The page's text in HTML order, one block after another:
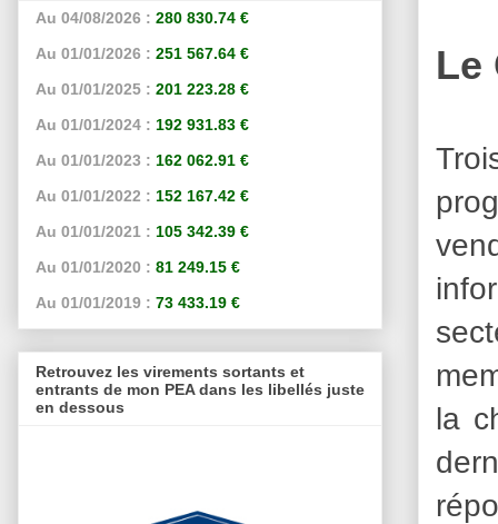
Le
la
Au 04/08/2026 : 280 830.74 €
Au 01/01/2026 : 251 567.64 €
Au 01/01/2025 : 201 223.28 €
Au 01/01/2024 : 192 931.83 €
Au 01/01/2023 : 162 062.91 €
Au 01/01/2022 : 152 167.42 €
Au 01/01/2021 : 105 342.39 €
Au 01/01/2020 : 81 249.15 €
Au 01/01/2019 : 73 433.19 €
Retrouvez les virements sortants et
entrants de mon PEA dans les libellés juste
en dessous